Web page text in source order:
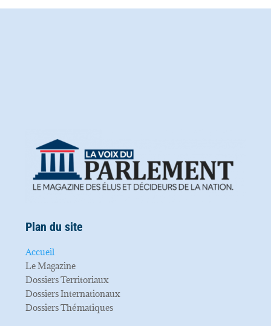
Plan du site
Accueil
Le Magazine
Dossiers Territoriaux
Dossiers Internationaux
Dossiers Thématiques